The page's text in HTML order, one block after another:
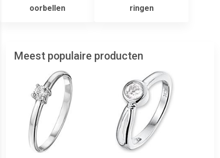
oorbellen ringen
Meest populaire producten